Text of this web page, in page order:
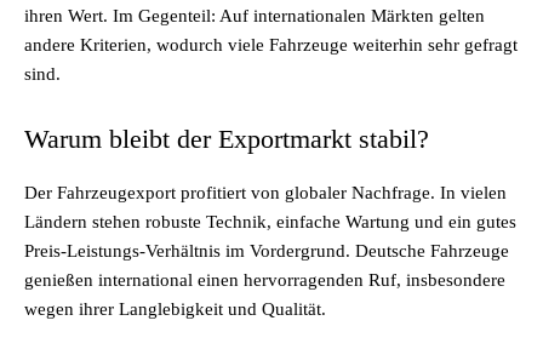
ihren Wert. Im Gegenteil: Auf internationalen Märkten gelten
andere Kriterien, wodurch viele Fahrzeuge weiterhin sehr gefragt
sind.
Warum bleibt der Exportmarkt stabil?
Der Fahrzeugexport profitiert von globaler Nachfrage. In vielen
Ländern stehen robuste Technik, einfache Wartung und ein gutes
Preis-Leistungs-Verhältnis im Vordergrund. Deutsche Fahrzeuge
genießen international einen hervorragenden Ruf, insbesondere
wegen ihrer Langlebigkeit und Qualität.